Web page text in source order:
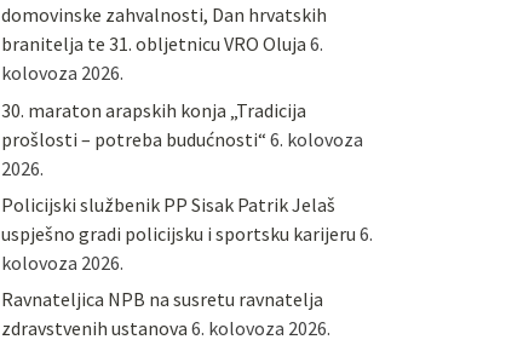
domovinske zahvalnosti, Dan hrvatskih
branitelja te 31. obljetnicu VRO Oluja 6.
kolovoza 2026.
30. maraton arapskih konja „Tradicija
prošlosti – potreba budućnosti“ 6. kolovoza
2026.
Policijski službenik PP Sisak Patrik Jelaš
uspješno gradi policijsku i sportsku karijeru 6.
kolovoza 2026.
Ravnateljica NPB na susretu ravnatelja
zdravstvenih ustanova 6. kolovoza 2026.